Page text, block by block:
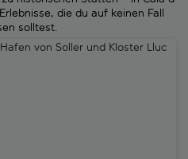
die du auf keinen Fall
solltest.
von Soller und Kloster Lluc